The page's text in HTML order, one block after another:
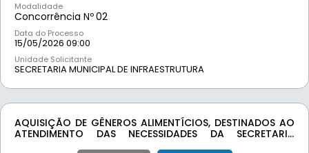
Modalidade
Concorrência Nº02
Data do Processo
15/05/2026 09:00
Unidade Solicitante
SECRETARIA MUNICIPAL DE INFRAESTRUTURA
AQUISIÇÃO DE GÊNEROS ALIMENTÍCIOS, DESTINADOS AO
ATENDIMENTO DAS NECESSIDADES DA SECRETARIA